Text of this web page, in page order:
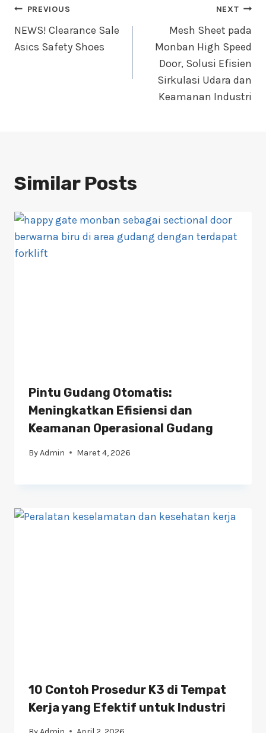
PREVIOUS
NEWS! Clearance Sale
Asics Safety Shoes
NEXT
Mesh Sheet pada
Monban High Speed
Door, Solusi Efisien
Sirkulasi Udara dan
Keamanan Industri
Similar Posts
Pintu Gudang Otomatis:
Meningkatkan Efisiensi dan
Keamanan Operasional Gudang
ByAdmin Maret 4, 2026
10 Contoh Prosedur K3 di Tempat
Kerja yang Efektif untuk Industri